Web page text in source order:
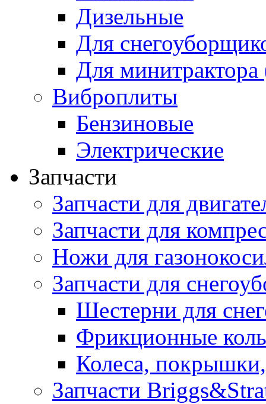
Дизельные
Для
Для минитрактора
Виброплиты
Бензиновые
Электрические
Запчасти
Запчасти для
Запчасти для
Ножи для
Запчасти для
Шестерни для
Фрикционные
Колеса,
Запчасти